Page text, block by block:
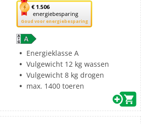
€ 1.506
energiebesparing
Goud voor energiebesparing
Met
deze
knop
opent
Youreko’s
tool
voor
energiebesparing.
Energieklasse A
Vulgewicht 12 kg wassen
Vulgewicht 8 kg drogen
max. 1400 toeren